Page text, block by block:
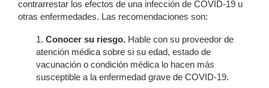
contrarrestar los efectos de una infección de COVID-19 u
otras enfermedades. Las recomendaciones son:
1. Conocer su riesgo. Hable con su proveedor de
atención médica sobre si su edad, estado de
vacunación o condición médica lo hacen más
susceptible a la enfermedad grave de COVID-19.